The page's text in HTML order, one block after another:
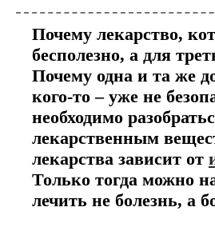
Почему лекарство,
бесполезно, а для
Почему одна и та же
кого-то – уже не
необходимо
лекарственным
лекарства зависит от
Только тогда можно
лечить не болезнь, а